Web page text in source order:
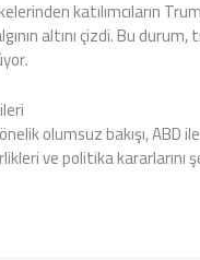
katılımcıların
altını çizdi. Bu
olumsuz bakışı,
ve politika